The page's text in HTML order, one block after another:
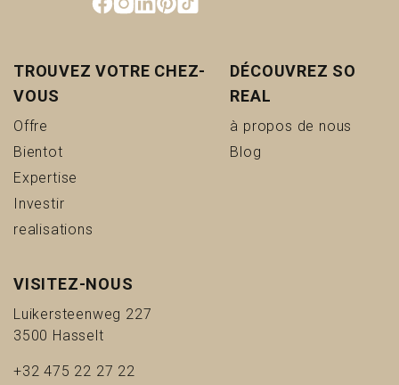
TROUVEZ VOTRE CHEZ-
VOUS
Offre
Bientot(Bientot)
Expertise
Investir(Investir)
realisations
DÉCOUVREZ SO
REAL
à propos de nous
Blog
VISITEZ-NOUS
Luikersteenweg 227
3500 Hasselt
+32 475 22 27 22